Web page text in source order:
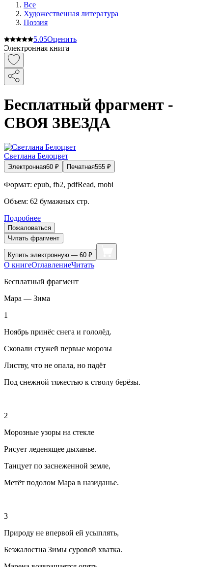
Все
Художественная литература
Поэзия
5.05Оценить
Электронная книга
Бесплатный фрагмент -
СВОЯ ЗВЕЗДА
Светлана Белоцвет
Электронная60 ₽ Печатная555 ₽
Формат: epub, fb2, pdfRead, mobi
Объем: 62 бумажных стр.
Подробнее
Пожаловаться
Читать фрагмент
Купить электронную — 60 ₽
О книгеОглавлениеЧитать
Бесплатный фрагмент
Мара — Зима
1
Ноябрь принёс снега и гололёд.
Сковали стужей первые морозы
Листву, что не опала, но падёт
Под снежной тяжестью к стволу берёзы.
2
Морозные узоры на стекле
Рисует леденящее дыханье.
Танцует по заснеженной земле,
Метёт подолом Мара в назиданье.
3
Природу не впервой ей усыплять,
Безжалостна Зимы суровой хватка.